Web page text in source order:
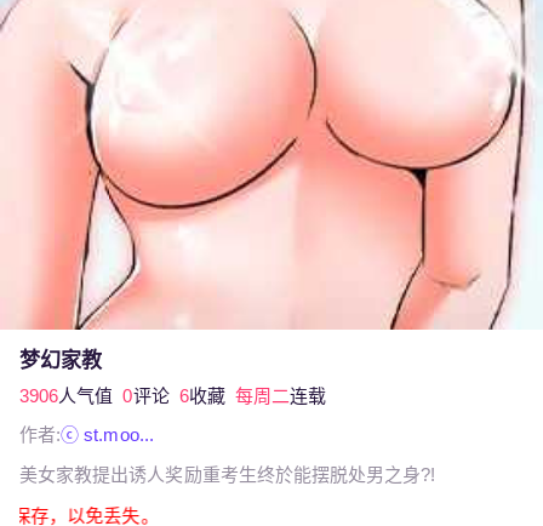
梦幻家教
3906人气值 0评论 6收藏 每周二连载
作者:ⓒ st.moo...
美女家教提出诱人奖励重考生终於能摆脱处男之身?!
存，以免丢失。